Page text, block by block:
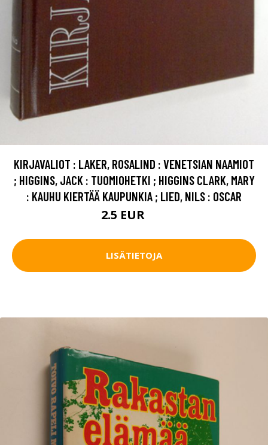
KIRJAVALIOT : LAKER, ROSALIND : VENETSIAN NAAMIOT
; HIGGINS, JACK : TUOMIOHETKI ; HIGGINS CLARK, MARY
: KAUHU KIERTÄÄ KAUPUNKIA ; LIED, NILS : OSCAR
2.5 EUR
LISÄTIETOJA